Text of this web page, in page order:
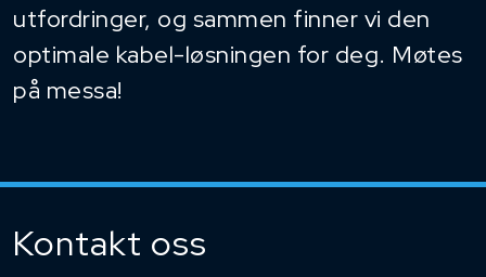
utfordringer, og sammen finner vi den
optimale kabel-løsningen for deg. Møtes
på messa!
Kontakt oss